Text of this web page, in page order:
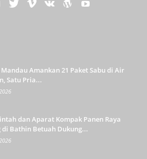
Mandau Amankan 21 Paket Sabu di Air
Satu Pria...
dan Aparat Kompak Panen Raya
di Bathin Betuah Dukung...